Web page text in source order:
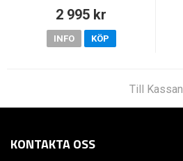
2 995 kr
INFO KÖP
Till Kassan
KONTAKTA OSS